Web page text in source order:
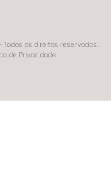
os direitos reservados.
de Privacidade